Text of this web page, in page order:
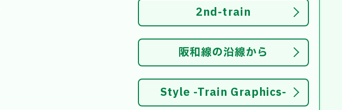
2nd-train
阪和線の沿線から
Style -Train Graphics-